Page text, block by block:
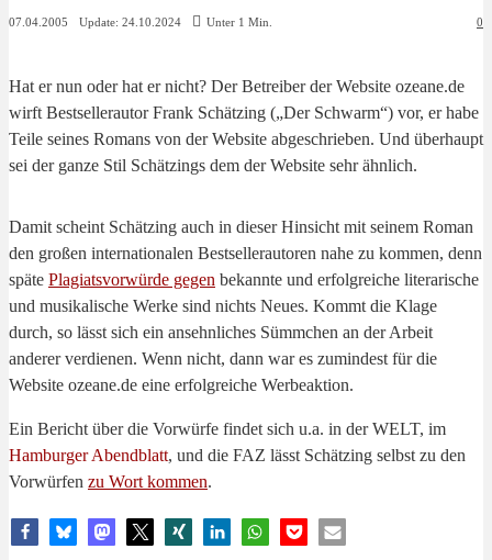
07.04.2005 Update: 24.10.2024 Unter 1 Min. 0
Hat er nun oder hat er nicht? Der Betreiber der Website ozeane.de
wirft Bestsellerautor Frank Schätzing („Der Schwarm“) vor, er habe
Teile seines Romans von der Website abgeschrieben. Und überhaupt
sei der ganze Stil Schätzings dem der Website sehr ähnlich.
Damit scheint Schätzing auch in dieser Hinsicht mit seinem Roman
den großen internationalen Bestsellerautoren nahe zu kommen, denn
späte Plagiatsvorwürde gegen bekannte und erfolgreiche literarische
und musikalische Werke sind nichts Neues. Kommt die Klage
durch, so lässt sich ein ansehnliches Sümmchen an der Arbeit
anderer verdienen. Wenn nicht, dann war es zumindest für die
Website ozeane.de eine erfolgreiche Werbeaktion.
Ein Bericht über die Vorwürfe findet sich u.a. in der WELT, im
Hamburger Abendblatt, und die FAZ lässt Schätzing selbst zu den
Vorwürfen zu Wort kommen.